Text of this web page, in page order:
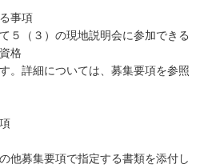
事項
（３）の現地説明会に参加できる
格
詳細については、募集要項を参照
募集要項で指定する書類を添付し